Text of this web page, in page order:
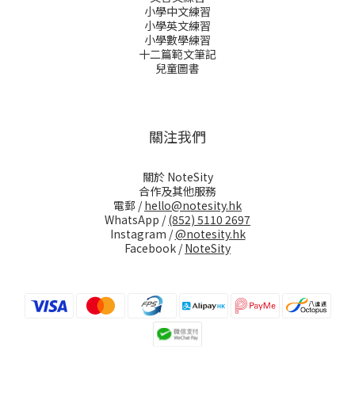
小學中文練習
小學英文練習
小學數學練習
十二篇範文筆記
兒童圖書
關注我們
關於 NoteSity
合作及其他服務
電郵 /hello@notesity.hk
WhatsApp /(852) 5110 2697
Instagram /@notesity.hk
Facebook /NoteSity